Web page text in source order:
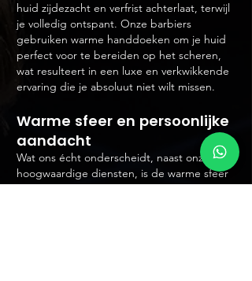
huid zijdezacht en verfrist achterlaat, terwijl
je volledig ontspant. Onze barbiers
gebruiken warme handdoeken om je huid
perfect voor te bereiden op het scheren,
wat resulteert in een luxe en verkwikkende
ervaring die je absoluut niet wilt missen.
Warme sfeer en persoonlijke
aandacht
Wat ons écht onderscheidt, naast onze
hoogwaardige diensten, is de warme sfeer
en persoonlijke aandacht die je bij